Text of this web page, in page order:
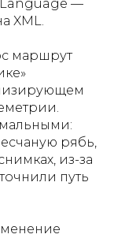
Language —
XML.
маршрут
рябь,
из-за
путь